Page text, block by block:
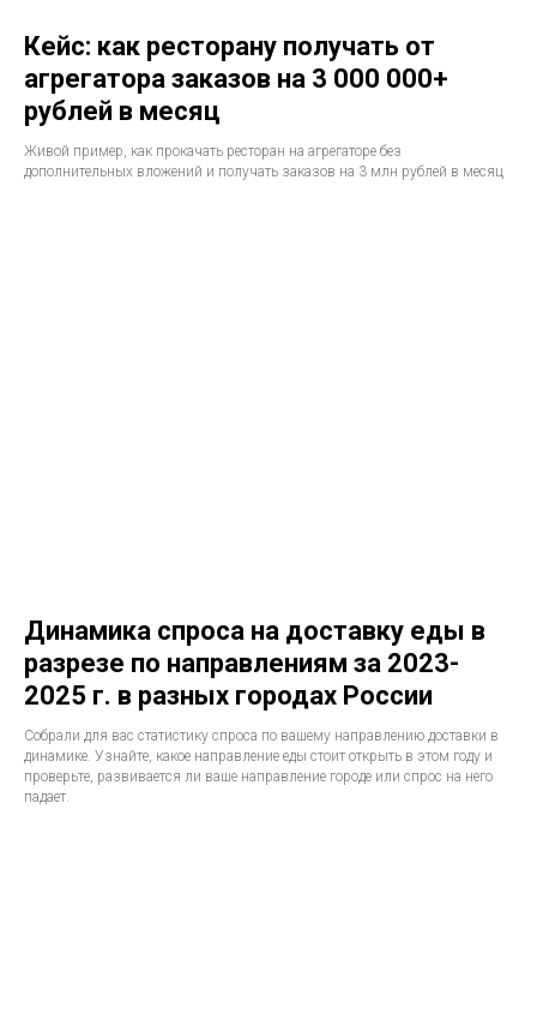
Кейс: как ресторану получать от
агрегатора заказов на 3 000 000+
рублей в месяц
Живой пример, как прокачать ресторан на агрегаторе без
дополнительных вложений и получать заказов на 3 млн рублей в месяц
Динамика спроса на доставку еды в
разрезе по направлениям за 2023-
2025 г. в разных городах России
Собрали для вас статистику спроса по вашему направлению доставки в
динамике. Узнайте, какое направление еды стоит открыть в этом году и
проверьте, развивается ли ваше направление городе или спрос на него
падает.